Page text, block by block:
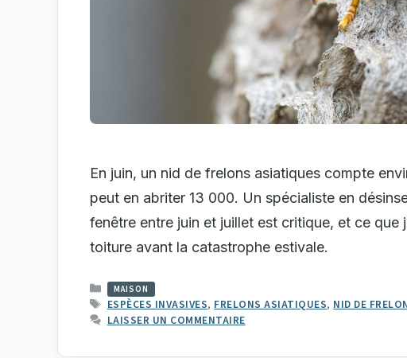
En juin, un nid de frelons asiatiques compte
peut en abriter 13 000. Un spécialiste en
fenêtre entre juin et juillet est critique, et ce que
toiture avant la catastrophe estivale.
CATÉGORIES
MAISON
ÉTIQUETTES
ESPÈCES INVASIVES, FRELONS ASIATIQUES, NID DE
LAISSER UN COMMENTAIRE